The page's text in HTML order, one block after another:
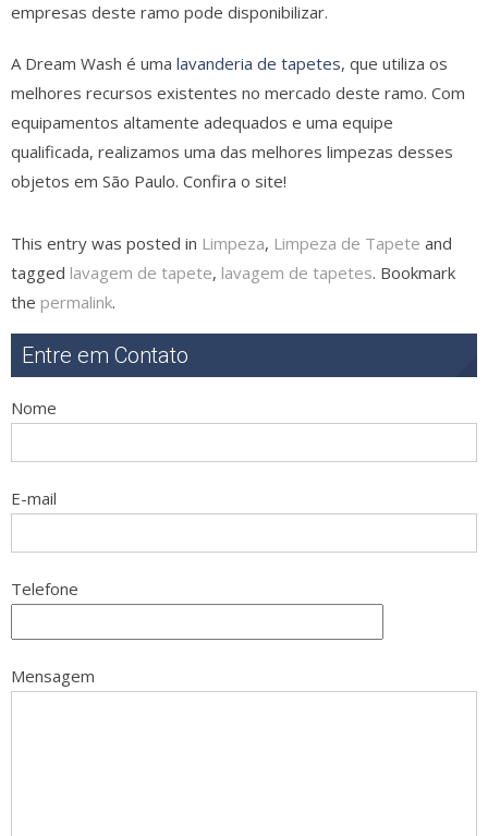
empresas deste ramo pode disponibilizar.
A Dream Wash é uma lavanderia de tapetes, que utiliza os
melhores recursos existentes no mercado deste ramo. Com
equipamentos altamente adequados e uma equipe
qualificada, realizamos uma das melhores limpezas desses
objetos em São Paulo. Confira o site!
This entry was posted in Limpeza, Limpeza de Tapete and
tagged lavagem de tapete, lavagem de tapetes. Bookmark
the permalink.
Entre em Contato
Nome
E-mail
Telefone
Mensagem